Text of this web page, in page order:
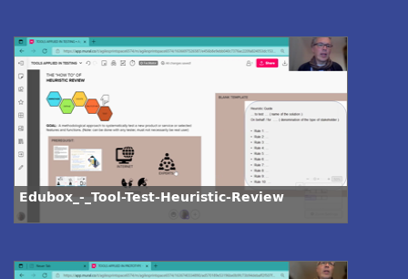
Edubox_-_Tool-Test-Heuristic-Review